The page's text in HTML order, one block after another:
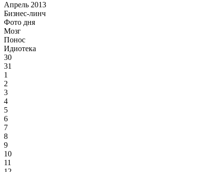
Апрель 2013
Бизнес-линч
Фото дня
Мозг
Понос
Идиотека
30
31
1
2
3
4
5
6
7
8
9
10
11